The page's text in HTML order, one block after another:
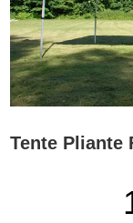
Tente Pliante